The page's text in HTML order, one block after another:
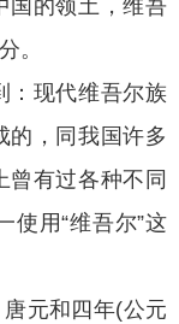
国的领土，维吾
。
：现代维吾尔族
的，同我国许多
曾有过各种不同
使用“维吾尔”这
元和四年(公元